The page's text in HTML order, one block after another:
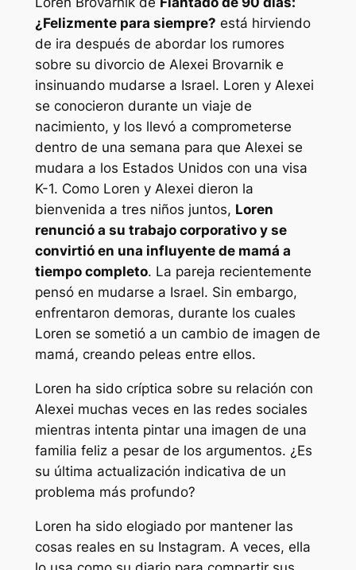
¿Felizmente para siempre? está hirviendo
de ira después de abordar los rumores
sobre su divorcio de Alexei Brovarnik e
insinuando mudarse a Israel. Loren y Alexei
se conocieron durante un viaje de
nacimiento, y los llevó a comprometerse
dentro de una semana para que Alexei se
mudara a los Estados Unidos con una visa
K-1. Como Loren y Alexei dieron la
bienvenida a tres niños juntos, Loren
renunció a su trabajo corporativo y se
convirtió en una influyente de mamá a
tiempo completo. La pareja recientemente
pensó en mudarse a Israel. Sin embargo,
enfrentaron demoras, durante los cuales
Loren se sometió a un cambio de imagen de
mamá, creando peleas entre ellos.
Loren ha sido críptica sobre su relación con
Alexei muchas veces en las redes sociales
mientras intenta pintar una imagen de una
familia feliz a pesar de los argumentos. ¿Es
su última actualización indicativa de un
problema más profundo?
Loren ha sido elogiado por mantener las
cosas reales en su Instagram. A veces, ella